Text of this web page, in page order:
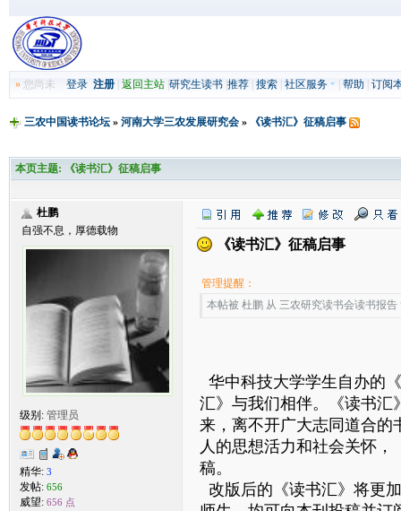
»您尚未 登录 注册| 返回主站| 研究生读书| 推荐| 搜索| 社区服务 帮助 订阅
三农中国读书论坛» 河南大学三农发展研究会» 《读书汇》征稿启事
本页主题: 《读书汇》征稿启事
杜鹏
自强不息，厚德载物
级别: 管理员
精华: 3
发帖: 656
威望: 656 点
《读书汇》征稿启事
管理提醒：
本帖被 杜鹏 从 三农研究读书会读书报
华中科技大学学生自办的
汇》与我们相伴。《读书汇
来，离不开广大志同道合的
人的思想活力和社会关怀
稿。
改版后的《读书汇》将更